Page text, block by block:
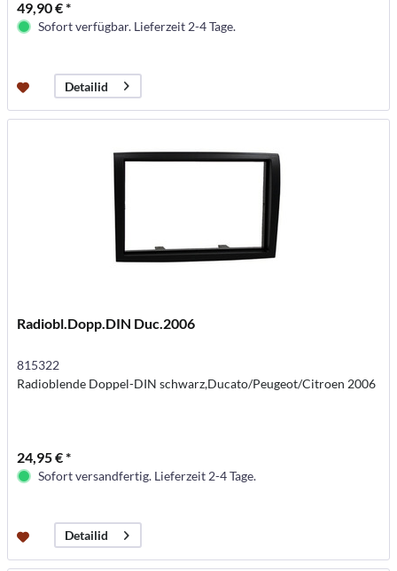
49,90 € *
Sofort verfügbar. Lieferzeit 2-4 Tage.
Detailid
Radiobl.Dopp.DIN Duc.2006
815322
Radioblende Doppel-DIN schwarz,Ducato/Peugeot/Citroen 2006
24,95 € *
Sofort versandfertig. Lieferzeit 2-4 Tage.
Detailid